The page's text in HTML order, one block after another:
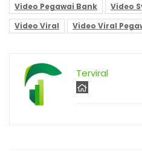
Video Pegawai Bank
Video
Video Viral
Video Viral
Terviral